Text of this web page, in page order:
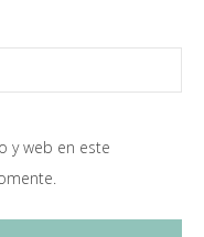
y web en este